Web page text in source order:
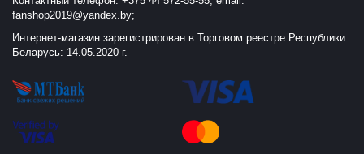
fanshop2019@yandex.by;
Интернет-магазин зарегистрирован в Торговом реестре Республики
Беларусь: 14.05.2020 г.